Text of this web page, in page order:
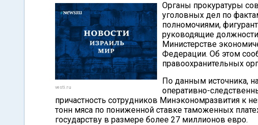
vesti.ru
Органы прокуратуры
уголовных дел по
полномочиями,
руководящие
Министерстве
Федерации. Об этом
правоохранительных
По данным источника,
оперативно-
причастность сотрудников Минэкономразвития к
тонн мяса по пониженной ставке таможенных
государству в размере более 27 миллионов евро.